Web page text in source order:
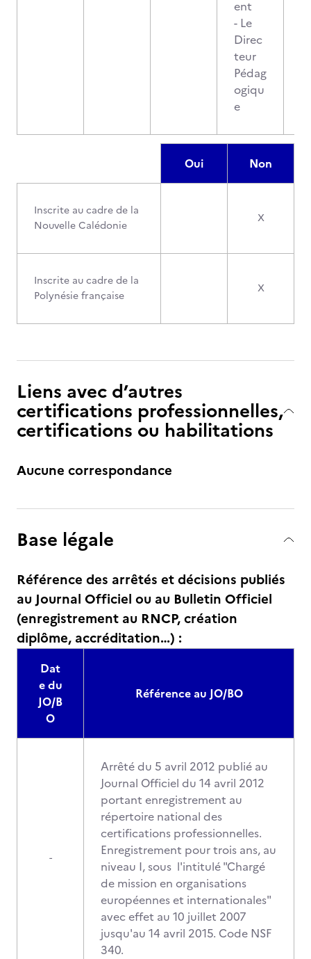
ent
- Le
Direc
teur
Pédag
ogiqu
e
Oui Non
Inscrite au cadre de la
Nouvelle Calédonie
X
Inscrite au cadre de la
Polynésie française
X
Liens avec d’autres
certifications professionnelles,
certifications ou habilitations
Aucune correspondance
Base légale
Référence des arrêtés et décisions publiés
au Journal Officiel ou au Bulletin Officiel
(enregistrement au RNCP, création
diplôme, accréditation…) :
Dat
e du
JO/B
O
Référence au JO/BO
-
Arrêté du 5 avril 2012 publié au
Journal Officiel du 14 avril 2012
portant enregistrement au
répertoire national des
certifications professionnelles.
Enregistrement pour trois ans, au
niveau I, sous l'intitulé "Chargé
de mission en organisations
européennes et internationales"
avec effet au 10 juillet 2007
jusqu'au 14 avril 2015. Code NSF
340.